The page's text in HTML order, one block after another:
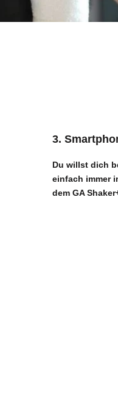
3.
Du willst dich
einfach immer
demGA